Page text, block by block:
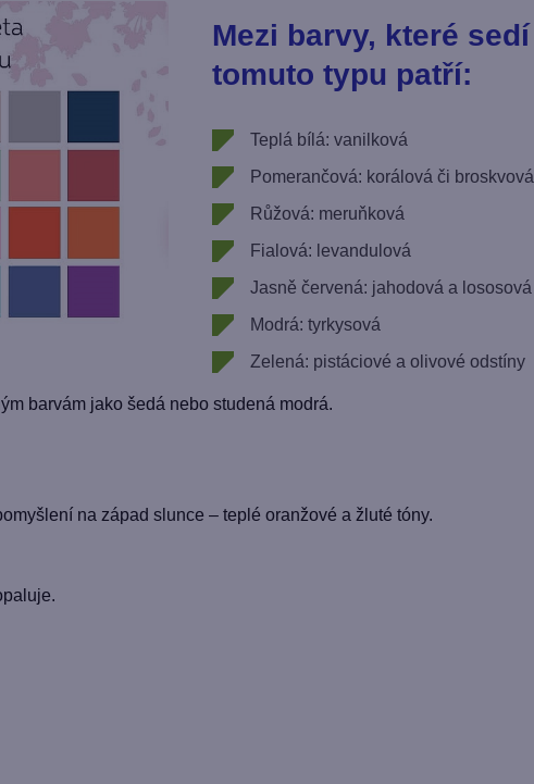
Mezi barvy, které sedí
tomuto typu patří:
Teplá bílá: vanilková
Pomerančová: korálová či broskvová
Růžová: meruňková
Fialová: levandulová
Jasně červená: jahodová a lososová
Modrá: tyrkysová
Zelená: pistáciové a olivové odstíny
barvám jako šedá nebo studená modrá.
na západ slunce – teplé oranžové a žluté tóny.